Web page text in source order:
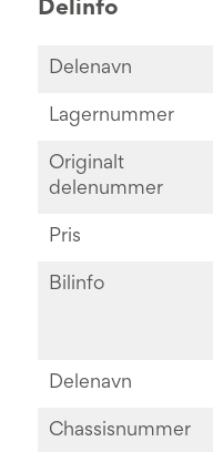
Delinfo
Delenavn
Lagernummer
Originalt
delenummer
Pris
Bilinfo
Delenavn
Chassisnummer